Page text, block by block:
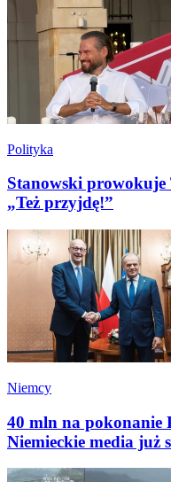
Polityka
Stanowski prowokuje
„Też przyjdę!”
Niemcy
40 mln na pokonanie
Niemieckie media już